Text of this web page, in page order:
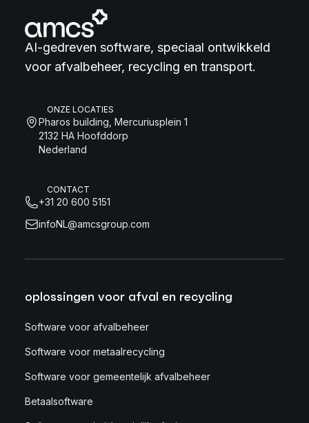
AI-gedreven software, speciaal ontwikkeld
voor afvalbeheer, recycling en transport.
ONZE LOCATIES
Pharos building, Mercuriusplein 1
2132 HA Hoofddorp
Nederland
CONTACT
+31 20 600 5151
infoNL@amcsgroup.com
oplossingen voor afval en recycling
Software voor afvalbeheer
Software voor metaalrecycling
Software voor gemeentelijk afvalbeheer
Betaalsoftware